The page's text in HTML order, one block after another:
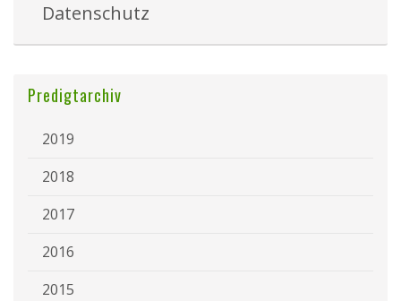
Datenschutz
Predigtarchiv
2019
2018
2017
2016
2015